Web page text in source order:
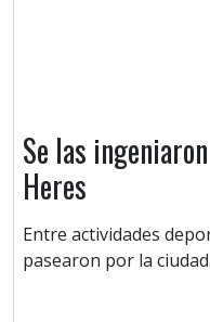
Se las
Heres
Entre actividades
pasearon por la ciudad.